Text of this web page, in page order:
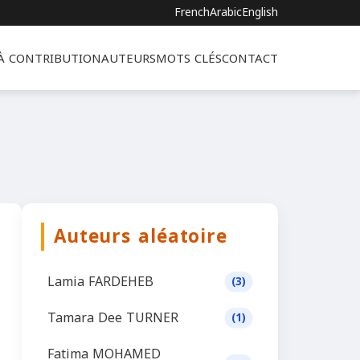
FrenchArabicEnglish
CONTRIBUTIONAUTEURSMOTS CLÉSCONTACT
Auteurs aléatoire
Lamia FARDEHEB (3)
Tamara Dee TURNER (1)
Fatima MOHAMED